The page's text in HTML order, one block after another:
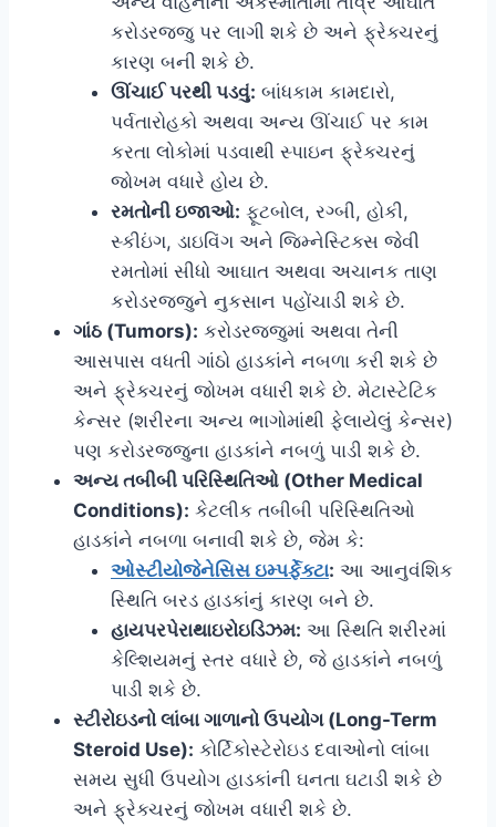
કરોડરજ્જુ પર લાગી શકે છે અને ફ્રેક્ચરનું
કારણ બની શકે છે.
ઊંચાઈ પરથી પડવું: બાંધકામ કામદારો,
પર્વતારોહકો અથવા અન્ય ઊંચાઈ પર કામ
કરતા લોકોમાં પડવાથી સ્પાઇન ફ્રેક્ચરનું
જોખમ વધારે હોય છે.
રમતોની ઇજાઓ: ફૂટબોલ, રગ્બી, હોકી,
સ્કીઇંગ, ડાઇવિંગ અને જિમ્નેસ્ટિક્સ જેવી
રમતોમાં સીધો આઘાત અથવા અચાનક તાણ
કરોડરજ્જુને નુકસાન પહોંચાડી શકે છે.
ગાંઠ (Tumors): કરોડરજ્જુમાં અથવા તેની
આસપાસ વધતી ગાંઠો હાડકાંને નબળા કરી શકે છે
અને ફ્રેક્ચરનું જોખમ વધારી શકે છે. મેટાસ્ટેટિક
કેન્સર (શરીરના અન્ય ભાગોમાંથી ફેલાયેલું કેન્સર)
પણ કરોડરજ્જુના હાડકાંને નબળું પાડી શકે છે.
અન્ય તબીબી પરિસ્થિતિઓ (Other Medical
Conditions): કેટલીક તબીબી પરિસ્થિતિઓ
હાડકાંને નબળા બનાવી શકે છે, જેમ કે:
ઓસ્ટીયોજેનેસિસ ઇમ્પર્ફેક્ટા: આ આનુવંશિક
સ્થિતિ બરડ હાડકાંનું કારણ બને છે.
હાયપરપેરાથાઇરોઇડિઝમ: આ સ્થિતિ શરીરમાં
કેલ્શિયમનું સ્તર વધારે છે, જે હાડકાંને નબળું
પાડી શકે છે.
સ્ટીરોઇડનો લાંબા ગાળાનો ઉપયોગ (Long-Term
Steroid Use): કોર્ટિકોસ્ટેરોઇડ દવાઓનો લાંબા
સમય સુધી ઉપયોગ હાડકાંની ઘનતા ઘટાડી શકે છે
અને ફ્રેક્ચરનું જોખમ વધારી શકે છે.